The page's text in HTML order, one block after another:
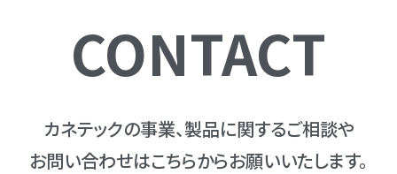
CONTACT
カネテックの事業、製品に関するご相談や
お問い合わせはこちらからお願いいたします。